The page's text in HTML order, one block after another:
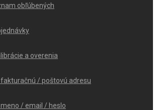
obľúbených
a overenia
/ poštovú adresu
/ email / heslo